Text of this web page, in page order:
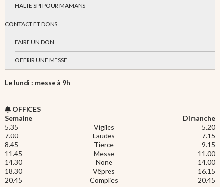
HALTE SPI POUR MAMANS
CONTACT ET DONS
FAIRE UN DON
OFFRIR UNE MESSE
Le lundi : messe à 9h
OFFICES
Semaine
Dimanche
5.35
Vigiles
5.20
7.00
Laudes
7.15
8.45
Tierce
9.15
11.45
Messe
11.00
14.30
None
14.00
18.30
Vêpres
16.15
20.45
Complies 20.45